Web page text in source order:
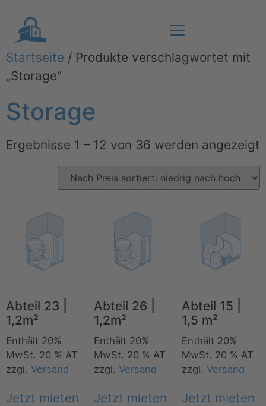
Startseite / Produkte verschlagwortet mit
„Storage“
Storage
Ergebnisse 1 – 12 von 36 werden angezeigt
Abteil 23 |
1,2m²
Enthält 20%
MwSt. 20 % AT
zzgl. Versand
Jetzt mieten
Abteil 26 |
1,2m²
Enthält 20%
MwSt. 20 % AT
zzgl. Versand
Jetzt mieten
Abteil 15 |
1,5 m²
Enthält 20%
MwSt. 20 % AT
zzgl. Versand
Jetzt mieten